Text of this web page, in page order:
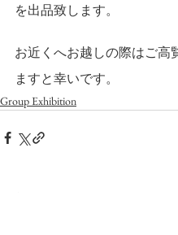
を出品致します。
お近くへお越しの際はご高
ますと幸いです。
Group Exhibition